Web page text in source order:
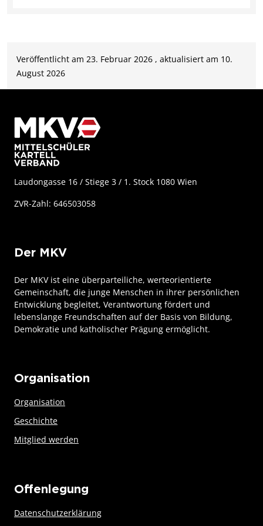
Veröffentlicht am 23. Februar 2026 , aktualisiert am 10.
August 2026
Laudongasse 16 / Stiege 3 / 1. Stock 1080 Wien
ZVR-Zahl: 646503058
Der MKV
Der MKV ist eine überparteiliche, werteorientierte
Gemeinschaft, die junge Menschen in ihrer persönlichen
Entwicklung begleitet, Verantwortung fördert und
lebenslange Freundschaften auf der Basis von Bildung,
Demokratie und katholischer Prägung ermöglicht.
Organisation
Organisation
Geschichte
Mitglied werden
Offenlegung
Datenschutzerklärung